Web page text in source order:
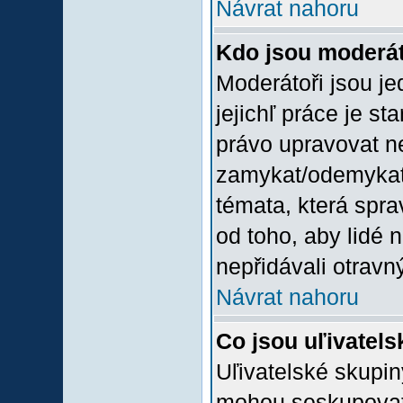
Návrat nahoru
Kdo jsou
Moderátoři jsou
jejichľ práce je
právo upravovat
zamykat/
témata, která
od toho, aby lidé
nepřidávali
Návrat nahoru
Co jsou
Uľivatelské